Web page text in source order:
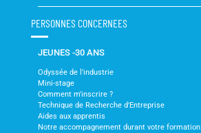
PERSONNES CONCERNEES
JEUNES -30 ANS
Odyssée de l'industrie
Mini-stage
Comment m'inscrire ?
Technique de Recherche d'Entreprise
Aides aux apprentis
Notre accompagnement durant votre formation